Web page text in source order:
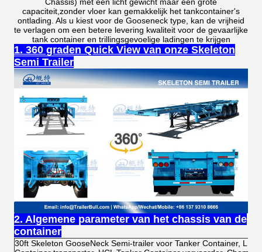
capaciteit,zonder vloer kan gemakkelijk het tankcontainer's
ontlading. Als u kiest voor de Gooseneck type, kan de vrijheid
te verlagen om een betere levering kwaliteit voor de gevaarlijke
tank container en trillingsgevoelige ladingen te krijgen
1. 360 graden Quick View van onze Skeleton
Semi Trailer
2. Algemene parameter van het chassis van de
container
30ft Skeleton GooseNeck Semi-trailer voor Tanker Container, LPG